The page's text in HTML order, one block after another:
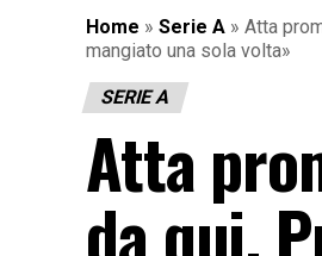
Home » Serie A » Atta
mangiato una sola volta»
SERIE A
Atta
da qui.